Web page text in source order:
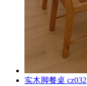
实木脚餐桌 cz032